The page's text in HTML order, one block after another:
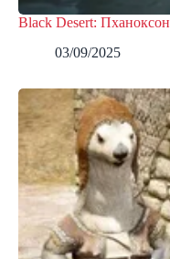
Black Desert: Пханоксон
03/09/2025